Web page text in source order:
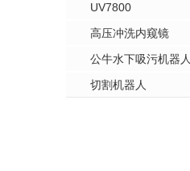
UV7800
高压冲洗内窥镜
公牛水下吸污机器人
切割机器人